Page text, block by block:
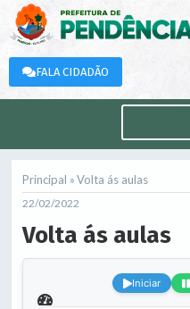
FALA CIDADÃO
Principal » Volta ás aulas
22/02/2022
Volta ás aulas
Iniciar